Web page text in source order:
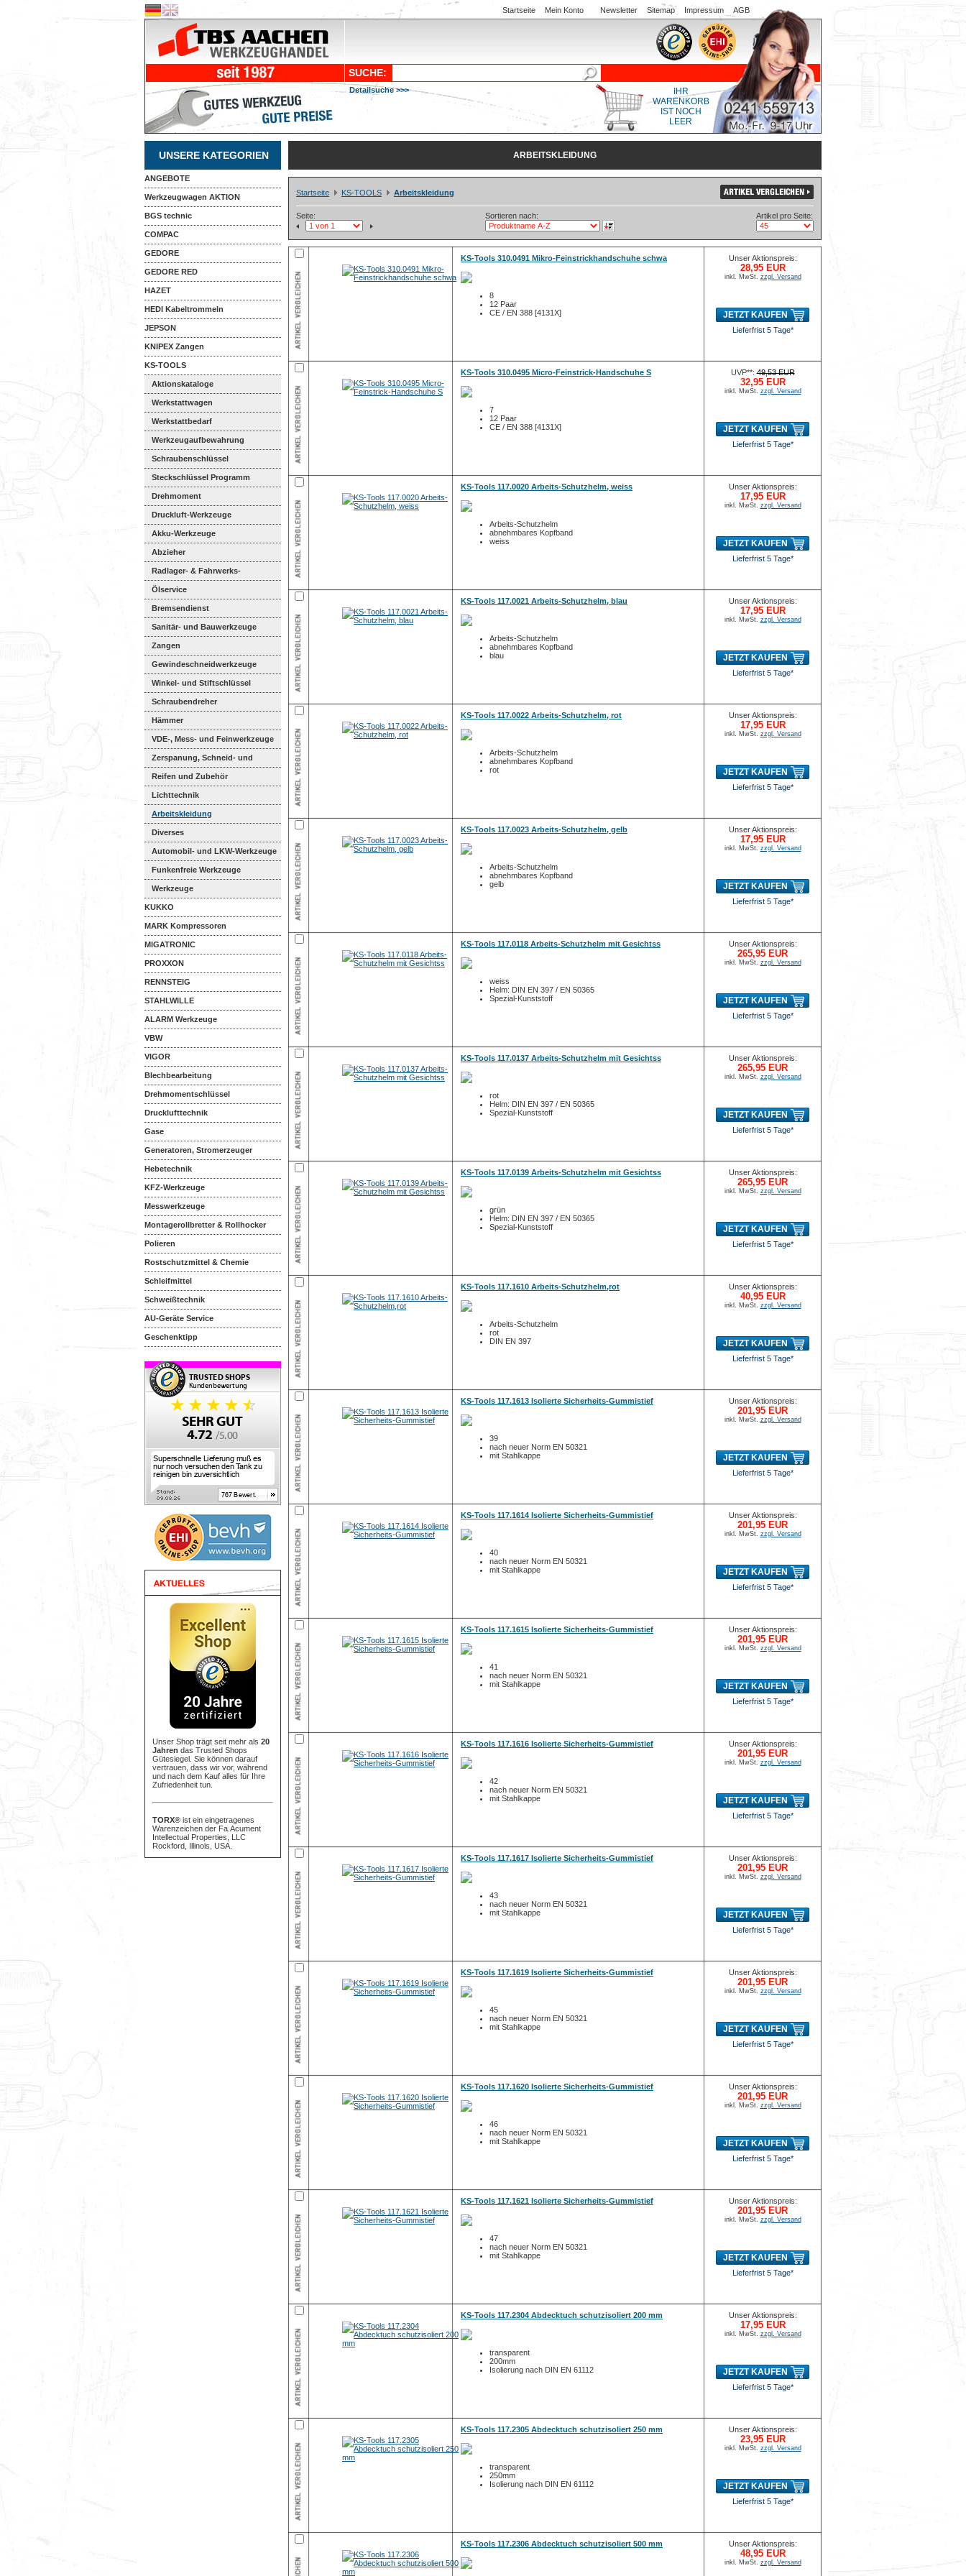
Startseite Mein Konto Newsletter Sitemap Impressum AGB
SUCHE:
Detailsuche >>>
IHR
WARENKORB
IST NOCH
LEER
UNSERE KATEGORIEN
ANGEBOTE
Werkzeugwagen AKTION
BGS technic
COMPAC
GEDORE
GEDORE RED
HAZET
HEDI Kabeltrommeln
JEPSON
KNIPEX Zangen
KS-TOOLS
Aktionskataloge
Werkstattwagen
Werkstattbedarf
Werkzeugaufbewahrung
Schraubenschlüssel
Steckschlüssel Programm
Drehmoment
Druckluft-Werkzeuge
Akku-Werkzeuge
Abzieher
Radlager- & Fahrwerks-
Reparatu...
Ölservice
Bremsendienst
Sanitär- und Bauwerkzeuge
Zangen
Gewindeschneidwerkzeuge
Winkel- und Stiftschlüssel
Schraubendreher
Hämmer
VDE-, Mess- und Feinwerkzeuge
Zerspanung, Schneid- und
Schabw...
Reifen und Zubehör
Lichttechnik
Arbeitskleidung
Diverses
Automobil- und LKW-Werkzeuge
Funkenfreie Werkzeuge
Werkzeuge
KUKKO
MARK Kompressoren
MIGATRONIC
PROXXON
RENNSTEIG
STAHLWILLE
ALARM Werkzeuge
VBW
VIGOR
Blechbearbeitung
Drehmomentschlüssel
Drucklufttechnik
Gase
Generatoren, Stromerzeuger
Hebetechnik
KFZ-Werkzeuge
Messwerkzeuge
Montagerollbretter & Rollhocker
Polieren
Rostschutzmittel & Chemie
Schleifmittel
Schweißtechnik
AU-Geräte Service
Geschenktipp
Unser Shop trägt seit mehr als 20
Jahren das Trusted Shops
Gütesiegel. Sie können darauf
vertrauen, dass wir vor, während
und nach dem Kauf alles für Ihre
Zufriedenheit tun.
TORX® ist ein eingetragenes
Warenzeichen der Fa.Acument
Intellectual Properties, LLC
Rockford, Illinois, USA.
ARBEITSKLEIDUNG
Startseite KS-TOOLS Arbeitskleidung
Seite: Sortieren nach: Artikel pro Seite:
KS-Tools 310.0491 Mikro-Feinstrickhandschuhe schwa
8
12 Paar
CE / EN 388 [4131X]
Unser Aktionspreis:
28,95 EUR
inkl. MwSt. zzgl. Versand
JETZT KAUFEN
Lieferfrist 5 Tage*
KS-Tools 310.0495 Micro-Feinstrick-Handschuhe S
7
12 Paar
CE / EN 388 [4131X]
UVP**:49,53 EUR
32,95 EUR
inkl. MwSt. zzgl. Versand
JETZT KAUFEN
Lieferfrist 5 Tage*
KS-Tools 117.0020 Arbeits-Schutzhelm, weiss
Arbeits-Schutzhelm
abnehmbares Kopfband
weiss
Unser Aktionspreis:
17,95 EUR
inkl. MwSt. zzgl. Versand
JETZT KAUFEN
Lieferfrist 5 Tage*
KS-Tools 117.0021 Arbeits-Schutzhelm, blau
Arbeits-Schutzhelm
abnehmbares Kopfband
blau
Unser Aktionspreis:
17,95 EUR
inkl. MwSt. zzgl. Versand
JETZT KAUFEN
Lieferfrist 5 Tage*
KS-Tools 117.0022 Arbeits-Schutzhelm, rot
Arbeits-Schutzhelm
abnehmbares Kopfband
rot
Unser Aktionspreis:
17,95 EUR
inkl. MwSt. zzgl. Versand
JETZT KAUFEN
Lieferfrist 5 Tage*
KS-Tools 117.0023 Arbeits-Schutzhelm, gelb
Arbeits-Schutzhelm
abnehmbares Kopfband
gelb
Unser Aktionspreis:
17,95 EUR
inkl. MwSt. zzgl. Versand
JETZT KAUFEN
Lieferfrist 5 Tage*
KS-Tools 117.0118 Arbeits-Schutzhelm mit Gesichtss
weiss
Helm: DIN EN 397 / EN 50365
Spezial-Kunststoff
Unser Aktionspreis:
265,95 EUR
inkl. MwSt. zzgl. Versand
JETZT KAUFEN
Lieferfrist 5 Tage*
KS-Tools 117.0137 Arbeits-Schutzhelm mit Gesichtss
rot
Helm: DIN EN 397 / EN 50365
Spezial-Kunststoff
Unser Aktionspreis:
265,95 EUR
inkl. MwSt. zzgl. Versand
JETZT KAUFEN
Lieferfrist 5 Tage*
KS-Tools 117.0139 Arbeits-Schutzhelm mit Gesichtss
grün
Helm: DIN EN 397 / EN 50365
Spezial-Kunststoff
Unser Aktionspreis:
265,95 EUR
inkl. MwSt. zzgl. Versand
JETZT KAUFEN
Lieferfrist 5 Tage*
KS-Tools 117.1610 Arbeits-Schutzhelm,rot
Arbeits-Schutzhelm
rot
DIN EN 397
Unser Aktionspreis:
40,95 EUR
inkl. MwSt. zzgl. Versand
JETZT KAUFEN
Lieferfrist 5 Tage*
KS-Tools 117.1613 Isolierte Sicherheits-Gummistief
39
nach neuer Norm EN 50321
mit Stahlkappe
Unser Aktionspreis:
201,95 EUR
inkl. MwSt. zzgl. Versand
JETZT KAUFEN
Lieferfrist 5 Tage*
KS-Tools 117.1614 Isolierte Sicherheits-Gummistief
40
nach neuer Norm EN 50321
mit Stahlkappe
Unser Aktionspreis:
201,95 EUR
inkl. MwSt. zzgl. Versand
JETZT KAUFEN
Lieferfrist 5 Tage*
KS-Tools 117.1615 Isolierte Sicherheits-Gummistief
41
nach neuer Norm EN 50321
mit Stahlkappe
Unser Aktionspreis:
201,95 EUR
inkl. MwSt. zzgl. Versand
JETZT KAUFEN
Lieferfrist 5 Tage*
KS-Tools 117.1616 Isolierte Sicherheits-Gummistief
42
nach neuer Norm EN 50321
mit Stahlkappe
Unser Aktionspreis:
201,95 EUR
inkl. MwSt. zzgl. Versand
JETZT KAUFEN
Lieferfrist 5 Tage*
KS-Tools 117.1617 Isolierte Sicherheits-Gummistief
43
nach neuer Norm EN 50321
mit Stahlkappe
Unser Aktionspreis:
201,95 EUR
inkl. MwSt. zzgl. Versand
JETZT KAUFEN
Lieferfrist 5 Tage*
KS-Tools 117.1619 Isolierte Sicherheits-Gummistief
45
nach neuer Norm EN 50321
mit Stahlkappe
Unser Aktionspreis:
201,95 EUR
inkl. MwSt. zzgl. Versand
JETZT KAUFEN
Lieferfrist 5 Tage*
KS-Tools 117.1620 Isolierte Sicherheits-Gummistief
46
nach neuer Norm EN 50321
mit Stahlkappe
Unser Aktionspreis:
201,95 EUR
inkl. MwSt. zzgl. Versand
JETZT KAUFEN
Lieferfrist 5 Tage*
KS-Tools 117.1621 Isolierte Sicherheits-Gummistief
47
nach neuer Norm EN 50321
mit Stahlkappe
Unser Aktionspreis:
201,95 EUR
inkl. MwSt. zzgl. Versand
JETZT KAUFEN
Lieferfrist 5 Tage*
KS-Tools 117.2304 Abdecktuch schutzisoliert 200 mm
transparent
200mm
Isolierung nach DIN EN 61112
Unser Aktionspreis:
17,95 EUR
inkl. MwSt. zzgl. Versand
JETZT KAUFEN
Lieferfrist 5 Tage*
KS-Tools 117.2305 Abdecktuch schutzisoliert 250 mm
transparent
250mm
Isolierung nach DIN EN 61112
Unser Aktionspreis:
23,95 EUR
inkl. MwSt. zzgl. Versand
JETZT KAUFEN
Lieferfrist 5 Tage*
KS-Tools 117.2306 Abdecktuch schutzisoliert 500 mm Unser Aktionspreis:
48,95 EUR
inkl. MwSt. zzgl. Versand